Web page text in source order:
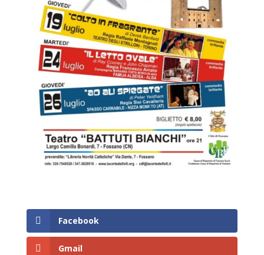
Facebook
Gmail